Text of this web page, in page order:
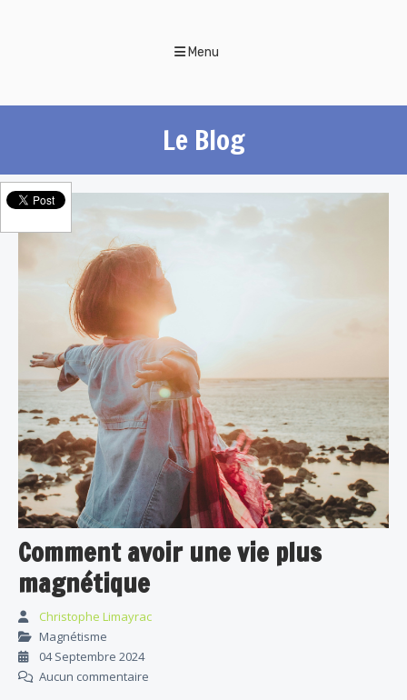
Menu
Le Blog
Comment avoir une vie plus
magnétique
Christophe Limayrac
Magnétisme
04 Septembre 2024
Aucun commentaire